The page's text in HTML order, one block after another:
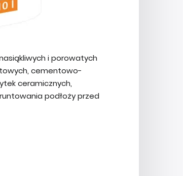
i porowatych
cementowo-
ceramicznych,
podłoży przed